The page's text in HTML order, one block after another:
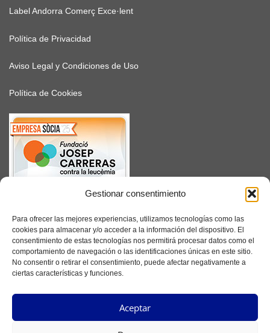
Gestionar consentimiento
Para ofrecer las mejores experiencias, utilizamos tecnologías como las
cookies para almacenar y/o acceder a la información del dispositivo. El
consentimiento de estas tecnologías nos permitirá procesar datos como el
comportamiento de navegación o las identificaciones únicas en este sitio.
No consentir o retirar el consentimiento, puede afectar negativamente a
ciertas características y funciones.
Aceptar
Label Andorra Comerç Exce·lent
Política de Privacidad
Aviso Legal y Condiciones de Uso
Política de Cookies
SUSCRÍBETE
Facebook
Instagram
YouTube